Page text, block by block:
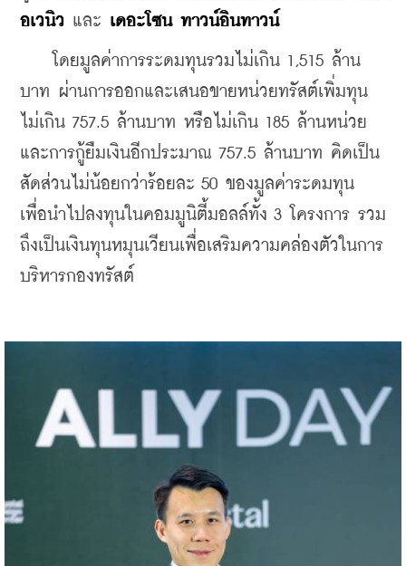
อเวนิว และ เดอะโซน ทาวน์อินทาวน์
โดยมูลค่าการระดมทุนรวมไม่เกิน 1,515 ล้าน
บาท ผ่านการออกและเสนอขายหน่วยทรัสต์เพิ่มทุน
ไม่เกิน 757.5 ล้านบาท หรือไม่เกิน 185 ล้านหน่วย
และการกู้ยืมเงินอีกประมาณ 757.5 ล้านบาท คิดเป็น
สัดส่วนไม่น้อยกว่าร้อยละ 50 ของมูลค่าระดมทุน
เพื่อนำไปลงทุนในคอมมูนิตี้มอลล์ทั้ง 3 โครงการ รวม
ถึงเป็นเงินทุนหมุนเวียนเพื่อเสริมความคล่องตัวในการ
บริหารกองทรัสต์